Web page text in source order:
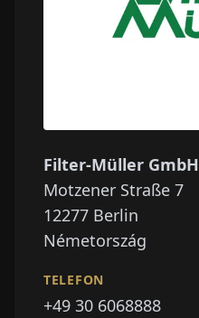
Filter-Müller GmbH
Motzener Straße 7
12277 Berlin
Németország
TELEFON
+49 30 6068888